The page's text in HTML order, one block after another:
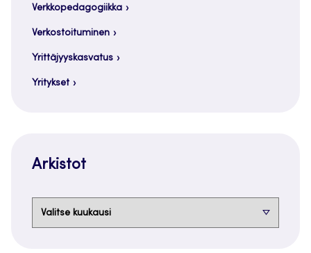
Verkkopedagogiikka
Verkostoituminen
Yrittäjyyskasvatus
Yritykset
Arkistot